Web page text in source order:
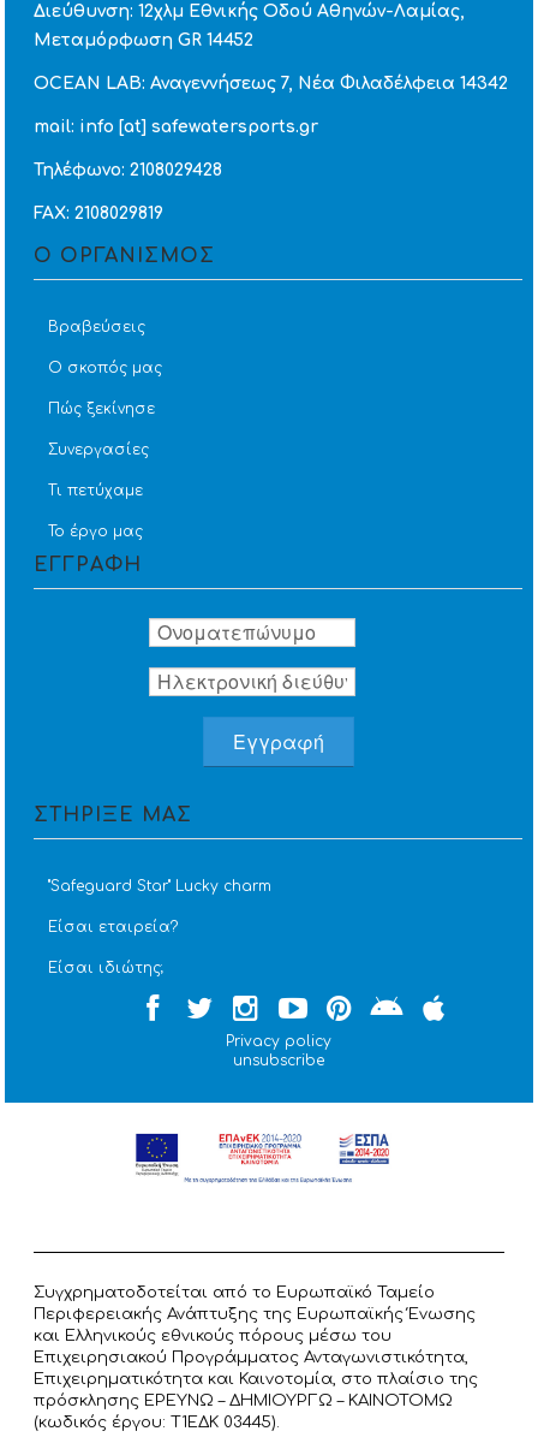
Διεύθυνση: 12χλμ Εθνικής Οδού Αθηνών-Λαμίας,
Μεταμόρφωση GR 14452
OCEAN LAB: Αναγεννήσεως 7, Νέα Φιλαδέλφεια 14342
mail: info [at] safewatersports.gr
Τηλέφωνο: 2108029428
FAX: 2108029819
Ο ΟΡΓΑΝΙΣΜΟΣ
Βραβεύσεις
Ο σκοπός μας
Πώς ξεκίνησε
Συνεργασίες
Τι πετύχαμε
Το έργο μας
ΕΓΓΡΑΦΗ
ΣΤΗΡΙΞΕ ΜΑΣ
''Safeguard Star'' Lucky charm
Είσαι εταιρεία?
Είσαι ιδιώτης;
Privacy policy
unsubscribe
Συγχρηματοδοτείται από το Ευρωπαϊκό Ταμείο
Περιφερειακής Ανάπτυξης της Ευρωπαϊκής Ένωσης
και Ελληνικούς εθνικούς πόρους μέσω του
Επιχειρησιακού Προγράμματος Ανταγωνιστικότητα,
Επιχειρηματικότητα και Καινοτομία, στο πλαίσιο της
πρόσκλησης ΕΡΕΥΝΩ – ΔΗΜΙΟΥΡΓΩ – ΚΑΙΝΟΤΟΜΩ
(κωδικός έργου: T1ΕΔΚ 03445).